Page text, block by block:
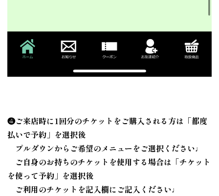
❹ご来店時に1回分のチケットをご購入される方は「都度
払いで予約」を選択後
プルダウンからご希望のメニューをご選択ください♩
ご自身のお持ちのチケットを使用する場合は「チケット
を使って予約」を選択後
ご利用のチケットを記入欄にご記入ください♩